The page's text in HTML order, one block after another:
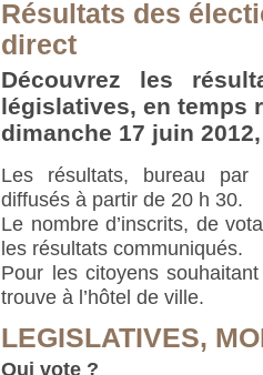
Résultats des
direct
Découvrez les
législatives, en temps
dimanche 17 juin
Les résultats, bureau par
diffusés à partir de 20 h 30.
Le nombre d’inscrits, de
les résultats communiqués.
Pour les citoyens
trouve à l’hôtel de ville.
LEGISLATIVES,
Qui vote ?